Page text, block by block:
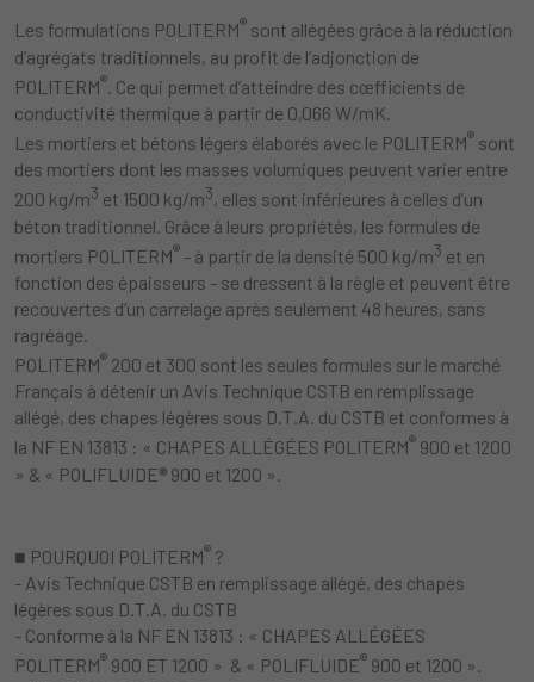
Les formulations POLITERM® sont allégées grâce à la réduction
d’agrégats traditionnels, au profit de l’adjonction de
POLITERM®. Ce qui permet d’atteindre des cœfficients de
conductivité thermique à partir de 0,066 W/mK.
Les mortiers et bétons légers élaborés avec le POLITERM® sont
des mortiers dont les masses volumiques peuvent varier entre
200 kg/m3 et 1500 kg/m3, elles sont inférieures à celles d’un
béton traditionnel. Grâce à leurs propriétés, les formules de
mortiers POLITERM® - à partir de la densité 500 kg/m3 et en
fonction des épaisseurs - se dressent à la règle et peuvent être
recouvertes d’un carrelage après seulement 48 heures, sans
ragréage.
POLITERM® 200 et 300 sont les seules formules sur le marché
Français à détenir un Avis Technique CSTB en remplissage
allégé, des chapes légères sous D.T.A. du CSTB et conformes à
la NF EN 13813 : « CHAPES ALLÉGÉES POLITERM® 900 et 1200
» & « POLIFLUIDE® 900 et 1200 ».
■ POURQUOI POLITERM® ?
- Avis Technique CSTB en remplissage allégé, des chapes
légères sous D.T.A. du CSTB
- Conforme à la NF EN 13813 : « CHAPES ALLÉGÉES
POLITERM® 900 ET 1200 » & « POLIFLUIDE® 900 et 1200 ».